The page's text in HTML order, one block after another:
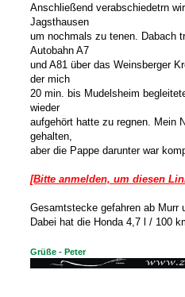
Anschließend verabschiedetrn
Jagsthausen
um nochmals zu tenen. Dabach
Autobahn A7
und A81 über das Weinsberger
der mich
20 min. bis Mudelsheim
wieder
aufgehört hatte zu regnen. Mein
gehalten,
aber die Pappe darunter war
[Bitte anmelden, um diesen
Gesamtstecke gefahren ab Murr
Dabei hat die Honda 4,7 l / 100
Grüße - Peter